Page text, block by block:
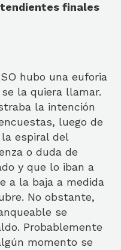
finales
hubo una euforia
la quiera llamar.
la intención
luego de
espiral del
o duda de
y que lo iban a
a la baja a medida
No obstante,
se
Probablemente
momento se